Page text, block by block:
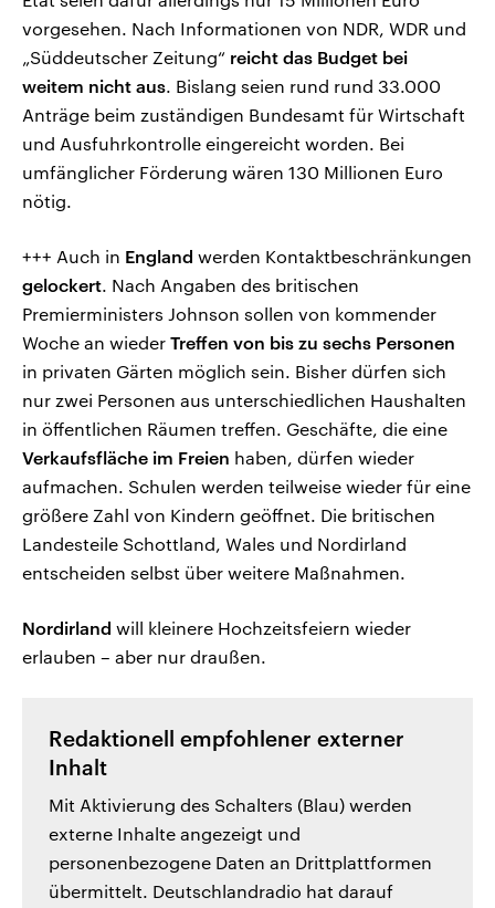
vorgesehen. Nach Informationen von NDR, WDR und
„Süddeutscher Zeitung“ reicht das Budget bei
weitem nicht aus. Bislang seien rund rund 33.000
Anträge beim zuständigen Bundesamt für Wirtschaft
und Ausfuhrkontrolle eingereicht worden. Bei
umfänglicher Förderung wären 130 Millionen Euro
nötig.
+++ Auch in England werden Kontaktbeschränkungen
gelockert. Nach Angaben des britischen
Premierministers Johnson sollen von kommender
Woche an wieder Treffen von bis zu sechs Personen
in privaten Gärten möglich sein. Bisher dürfen sich
nur zwei Personen aus unterschiedlichen Haushalten
in öffentlichen Räumen treffen. Geschäfte, die eine
Verkaufsfläche im Freien haben, dürfen wieder
aufmachen. Schulen werden teilweise wieder für eine
größere Zahl von Kindern geöffnet. Die britischen
Landesteile Schottland, Wales und Nordirland
entscheiden selbst über weitere Maßnahmen.
Nordirland will kleinere Hochzeitsfeiern wieder
erlauben – aber nur draußen.
Redaktionell empfohlener externer
Inhalt
Mit Aktivierung des Schalters (Blau) werden
externe Inhalte angezeigt und
personenbezogene Daten an Drittplattformen
übermittelt. Deutschlandradio hat darauf